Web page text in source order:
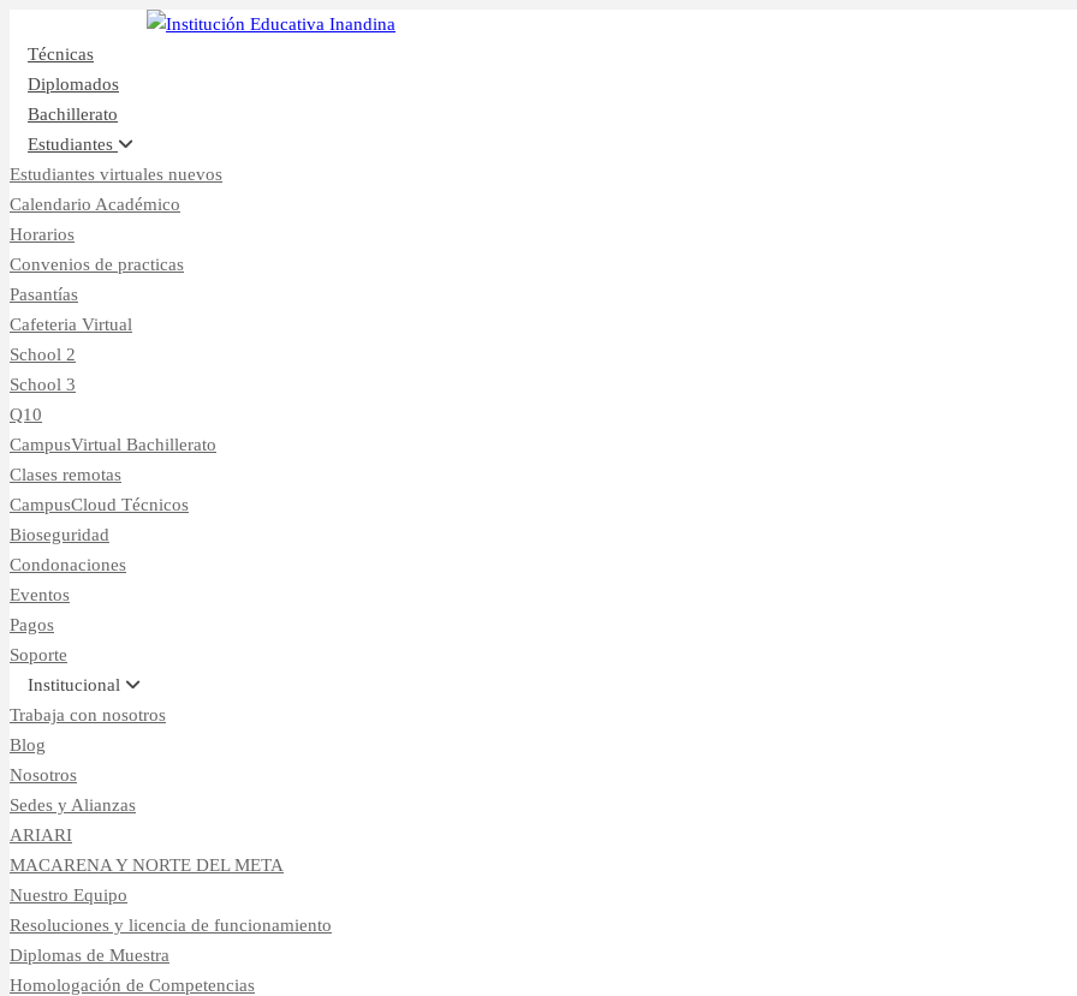
Técnicas
Diplomados
Bachillerato
Estudiantes
Estudiantes virtuales nuevos
Calendario Académico
Horarios
Convenios de practicas
Pasantías
Cafeteria Virtual
School 2
School 3
Q10
CampusVirtual Bachillerato
Clases remotas
CampusCloud Técnicos
Bioseguridad
Condonaciones
Eventos
Pagos
Soporte
Institucional
Trabaja con nosotros
Blog
Nosotros
Sedes y Alianzas
ARIARI
MACARENA Y NORTE DEL META
Nuestro Equipo
Resoluciones y licencia de funcionamiento
Diplomas de Muestra
Homologación de Competencias